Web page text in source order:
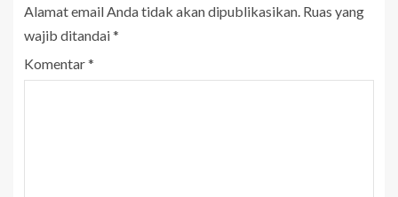
Alamat email Anda tidak akan dipublikasikan. Ruas yang
wajib ditandai*
Komentar*